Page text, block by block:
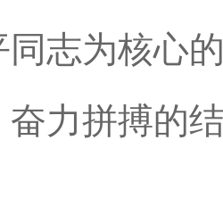
同志为核心
奋力拼搏的